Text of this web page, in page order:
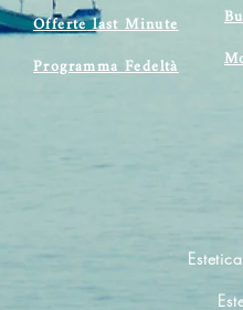
Offerte last Minute
Programma Fedeltà